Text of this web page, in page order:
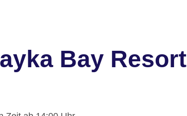
Bay Resort